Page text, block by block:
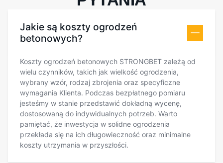
Jakie są koszty ogrodzeń
betonowych?
Koszty ogrodzeń betonowych STRONGBET zależą od
wielu czynników, takich jak wielkość ogrodzenia,
wybrany wzór, rodzaj zbrojenia oraz specyficzne
wymagania Klienta. Podczas bezpłatnego pomiaru
jesteśmy w stanie przedstawić dokładną wycenę,
dostosowaną do indywidualnych potrzeb. Warto
pamiętać, że inwestycja w solidne ogrodzenia
przekłada się na ich długowieczność oraz minimalne
koszty utrzymania w przyszłości.